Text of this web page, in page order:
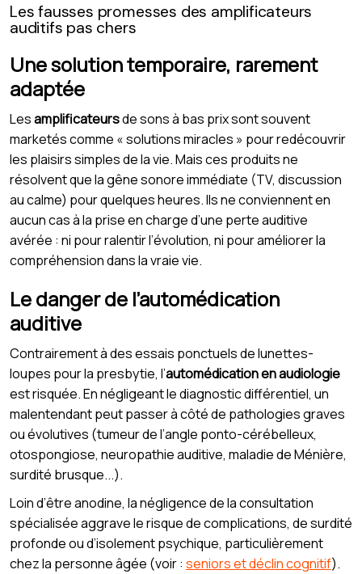
Les fausses promesses des amplificateurs
auditifs pas chers
Une solution temporaire, rarement
adaptée
Lesamplificateursde sons à bas prix sont souvent
marketés comme « solutions miracles » pour redécouvrir
les plaisirs simples de la vie. Mais ces produits ne
résolvent que la gêne sonore immédiate (TV, discussion
au calme) pour quelques heures. Ils ne conviennent en
aucun cas à la prise en charge d’une perte auditive
avérée : ni pour ralentir l’évolution, ni pour améliorer la
compréhension dans la vraie vie.
Le danger de l’automédication
auditive
Contrairement à des essais ponctuels de lunettes-
loupes pour la presbytie, l’automédication en audiologie
est risquée. En négligeant le diagnostic différentiel, un
malentendant peut passer à côté de pathologies graves
ou évolutives (tumeur de l’angle ponto-cérébelleux,
otospongiose, neuropathie auditive, maladie de Ménière,
surdité brusque...).
Loin d’être anodine, la négligence de la consultation
spécialisée aggrave le risque de complications, de surdité
profonde ou d’isolement psychique, particulièrement
chez la personne âgée (voir : seniors et déclin cognitif).